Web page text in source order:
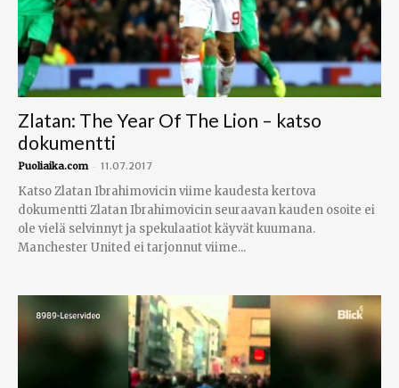
Zlatan: The Year Of The Lion – katso
dokumentti
Puoliaika.com - 11.07.2017
Katso Zlatan Ibrahimovicin viime kaudesta kertova
dokumentti Zlatan Ibrahimovicin seuraavan kauden osoite ei
ole vielä selvinnyt ja spekulaatiot käyvät kuumana.
Manchester United ei tarjonnut viime...